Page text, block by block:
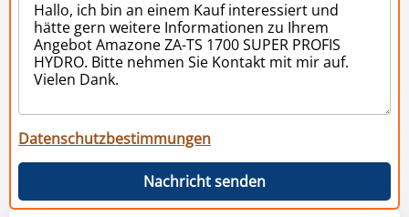
Datenschutzbestimmungen
Nachricht senden